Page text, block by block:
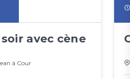
avec cène
à Cour